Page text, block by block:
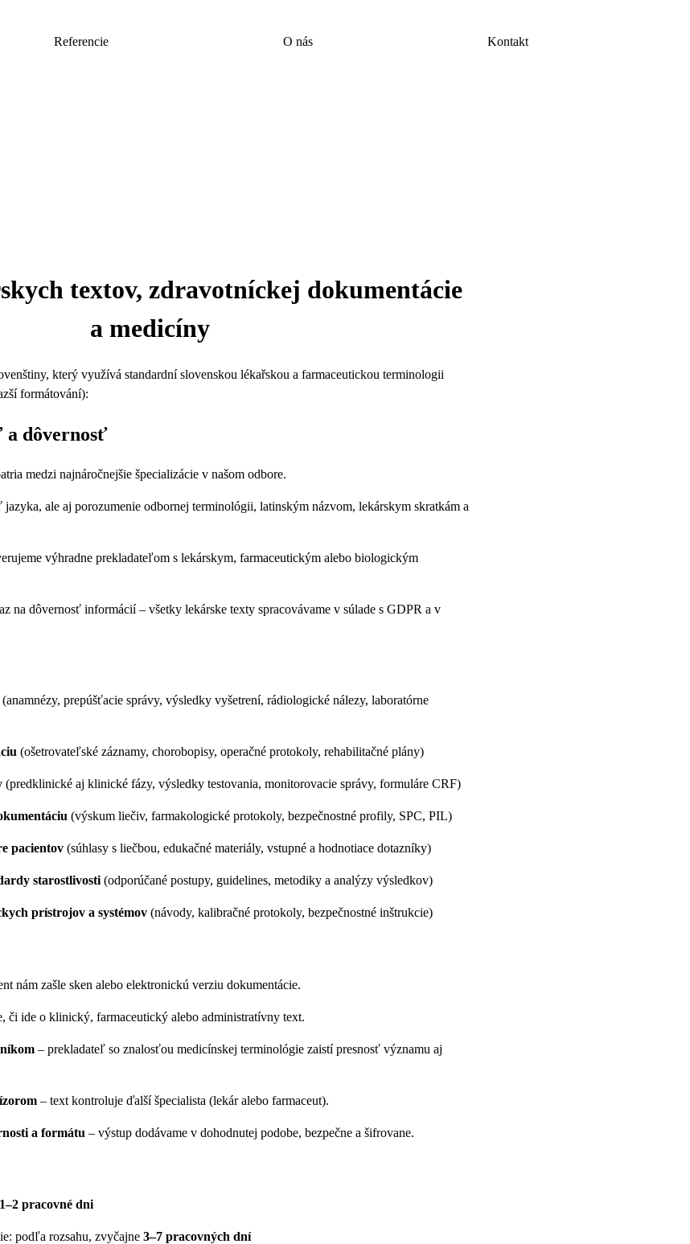
Referencie O nás Kontakt
textov, zdravotníckej dokumentácie
a medicíny
který využívá standardní slovenskou lékařskou a farmaceutickou terminologii
formátování):
a dôvernosť
medzi najnáročnejšie špecializácie v našom odbore.
ale aj porozumenie odbornej terminológii, latinským názvom, lekárskym skratkám a
výhradne prekladateľom s lekárskym, farmaceutickým alebo biologickým
na dôvernosť informácií – všetky lekárske texty spracovávame v súlade s GDPR a v
(anamnézy, prepúšťacie správy, výsledky vyšetrení, rádiologické nálezy, laboratórne
(ošetrovateľské záznamy, chorobopisy, operačné protokoly, rehabilitačné plány)
(predklinické aj klinické fázy, výsledky testovania, monitorovacie správy, formuláre CRF)
(výskum liečiv, farmakologické protokoly, bezpečnostné profily, SPC, PIL)
pacientov (súhlasy s liečbou, edukačné materiály, vstupné a hodnotiace dotazníky)
starostlivosti (odporúčané postupy, guidelines, metodiky a analýzy výsledkov)
prístrojov a systémov (návody, kalibračné protokoly, bezpečnostné inštrukcie)
nám zašle sken alebo elektronickú verziu dokumentácie.
či ide o klinický, farmaceutický alebo administratívny text.
– prekladateľ so znalosťou medicínskej terminológie zaistí presnosť významu aj
– text kontroluje ďalší špecialista (lekár alebo farmaceut).
a formátu – výstup dodávame v dohodnutej podobe, bezpečne a šifrovane.
1–2 pracovné dni
podľa rozsahu, zvyčajne 3–7 pracovných dní